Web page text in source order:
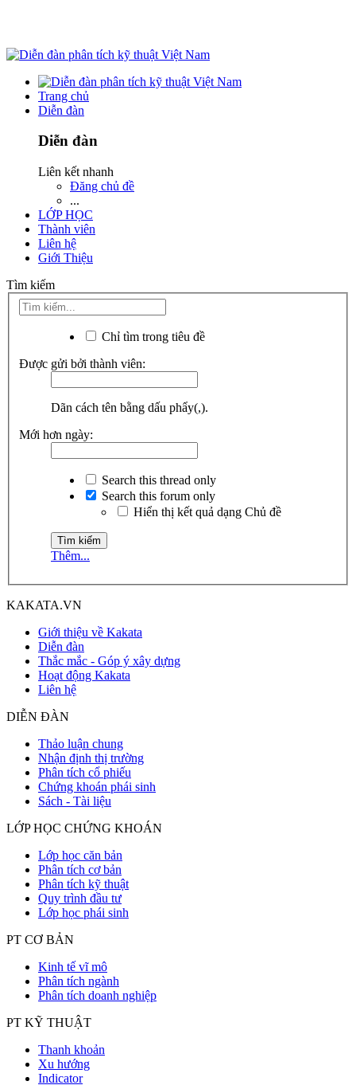
Trang chủ
Diễn đàn
Diễn đàn
Liên kết nhanh
Đăng chủ đề
...
LỚP HỌC
Thành viên
Liên hệ
Giới Thiệu
Tìm kiếm
Chỉ tìm trong tiêu đề
Được gửi bởi thành viên:
Dãn cách tên bằng dấu phẩy(,).
Mới hơn ngày:
Search this thread only
Search this forum only
Hiển thị kết quả dạng Chủ đề
Thêm...
KAKATA.VN
Giới thiệu về Kakata
Diễn đàn
Thắc mắc - Góp ý xây dựng
Hoạt động Kakata
Liên hệ
DIỄN ĐÀN
Thảo luận chung
Nhận định thị trường
Phân tích cổ phiếu
Chứng khoán phái sinh
Sách - Tài liệu
LỚP HỌC CHỨNG KHOÁN
Lớp học căn bản
Phân tích cơ bản
Phân tích kỹ thuật
Quy trình đầu tư
Lớp học phái sinh
PT CƠ BẢN
Kinh tế vĩ mô
Phân tích ngành
Phân tích doanh nghiệp
PT KỸ THUẬT
Thanh khoản
Xu hướng
Indicator